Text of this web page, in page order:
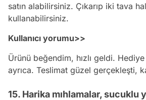
satın alabilirsiniz. Çıkarıp iki tava
kullanabilirsiniz.
Kullanıcı yorumu>>
Ürünü beğendim, hızlı geldi.
ayrıca. Teslimat güzel gerçekleşti,
15. Harika mıhlamalar, sucuklu